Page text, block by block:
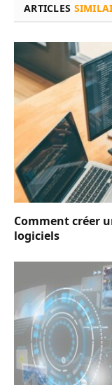
ARTICLES
Comment créer
logiciels